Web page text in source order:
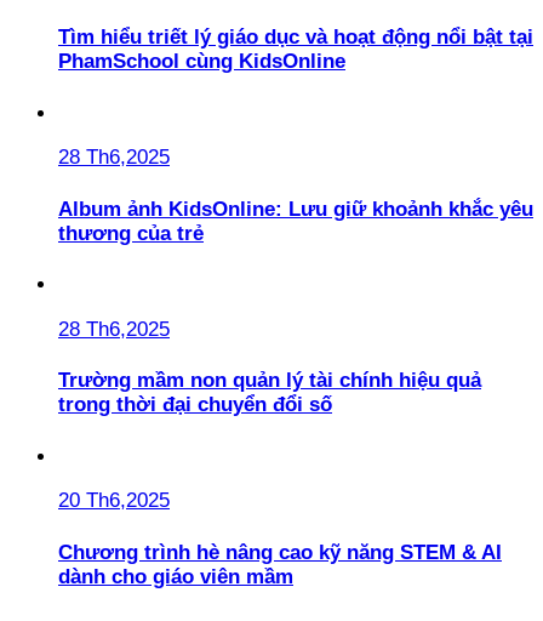
Tìm hiểu triết lý giáo dục và hoạt động nổi bật tại
PhamSchool cùng KidsOnline
28 Th6,2025
Album ảnh KidsOnline: Lưu giữ khoảnh khắc yêu
thương của trẻ
28 Th6,2025
Trường mầm non quản lý tài chính hiệu quả
trong thời đại chuyển đổi số
20 Th6,2025
Chương trình hè nâng cao kỹ năng STEM & AI
dành cho giáo viên mầm